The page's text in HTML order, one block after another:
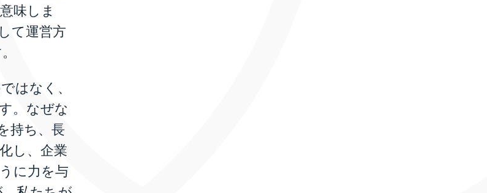
味しま
て運営方
はなく、
。なぜな
持ち、長
し、企業
に力を与